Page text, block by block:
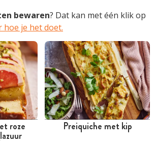
bewaren? Dat kan met één klik op
hoe je het doet.
en 1
roze Preiquiche met kip